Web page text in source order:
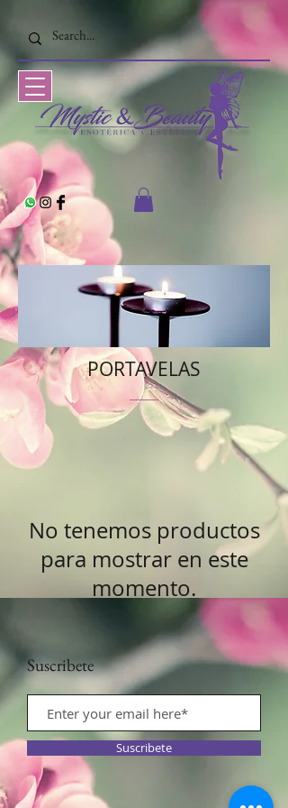
PORTAVELAS
No tenemos productos
para mostrar en este
momento.
Suscribete
Suscribete